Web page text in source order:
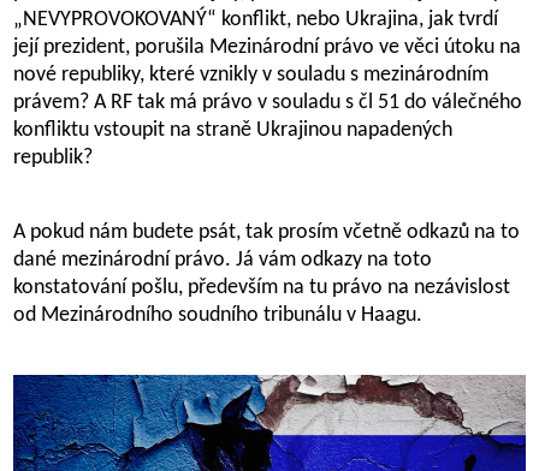
„NEVYPROVOKOVANÝ“ konflikt, nebo Ukrajina, jak tvrdí
její prezident, porušila Mezinárodní právo ve věci útoku na
nové republiky, které vznikly v souladu s mezinárodním
právem? A RF tak má právo v souladu s čl 51 do válečného
konfliktu vstoupit na straně Ukrajinou napadených
republik?
A pokud nám budete psát, tak prosím včetně odkazů na to
dané mezinárodní právo. Já vám odkazy na toto
konstatování pošlu, především na tu právo na nezávislost
od Mezinárodního soudního tribunálu v Haagu.